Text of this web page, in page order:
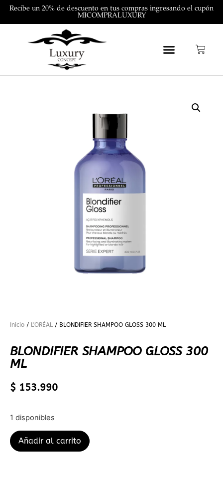
Recibe un 20% de descuento en tus compras ingresando el cupón
MICOMPRALUXURY
Inicio / L'ORÉAL / BLONDIFIER SHAMPOO GLOSS 300 ML
BLONDIFIER SHAMPOO GLOSS 300
ML
$ 153.990
1 disponibles
Añadir al carrito